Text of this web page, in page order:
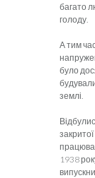
багато
голоду.
А тим
було
землі.
1938